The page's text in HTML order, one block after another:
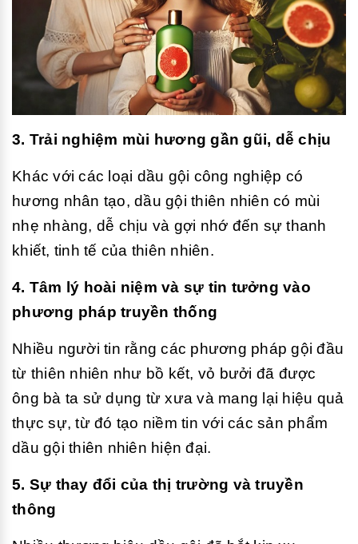
3. Trải nghiệm mùi hương gần gũi, dễ chịu
Khác với các loại dầu gội công nghiệp có
hương nhân tạo, dầu gội thiên nhiên có mùi
nhẹ nhàng, dễ chịu và gợi nhớ đến sự thanh
khiết, tinh tế của thiên nhiên.
4. Tâm lý hoài niệm và sự tin tưởng vào
phương pháp truyền thống
Nhiều người tin rằng các phương pháp gội đầu
từ thiên nhiên như bồ kết, vỏ bưởi đã được
ông bà ta sử dụng từ xưa và mang lại hiệu quả
thực sự, từ đó tạo niềm tin với các sản phẩm
dầu gội thiên nhiên hiện đại.
5. Sự thay đổi của thị trường và truyền
thông